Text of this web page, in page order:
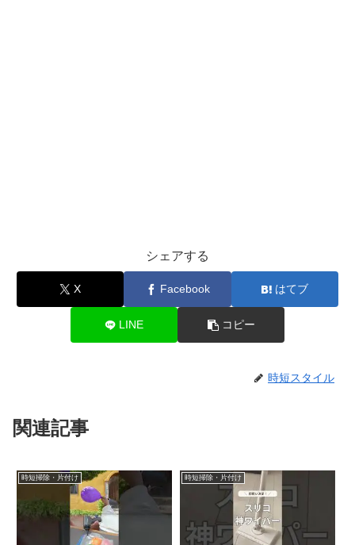
シェアする
X Facebook はてブ
LINE コピー
時短スタイル
関連記事
時短掃除・片付け 時短掃除・片付け